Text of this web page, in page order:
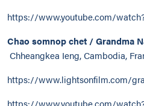
https://www.youtube.com/
Chao somnop chet / Grandma
Chheangkea Ieng, Cambodia,
https://www.lightsonfilm.com/